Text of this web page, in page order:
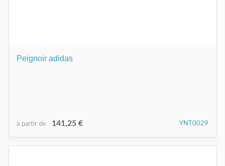
Peignoir adidas
à partir de 141,25 € YNT0029